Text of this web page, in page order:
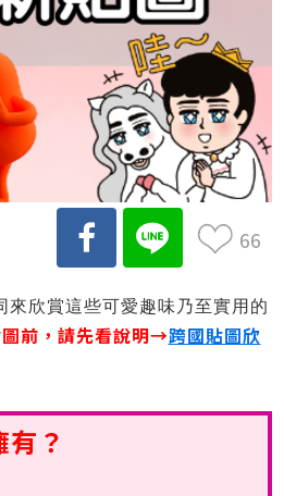
66
欣賞這些可愛趣味乃至實用的
前，請先看說明→跨國貼圖欣
？